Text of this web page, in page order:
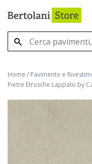
Home / Pavimento e
Pietre Etrusche Lappato by